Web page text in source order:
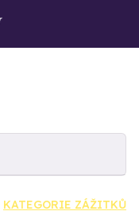
KATEGORIE ZÁŽITKŮ